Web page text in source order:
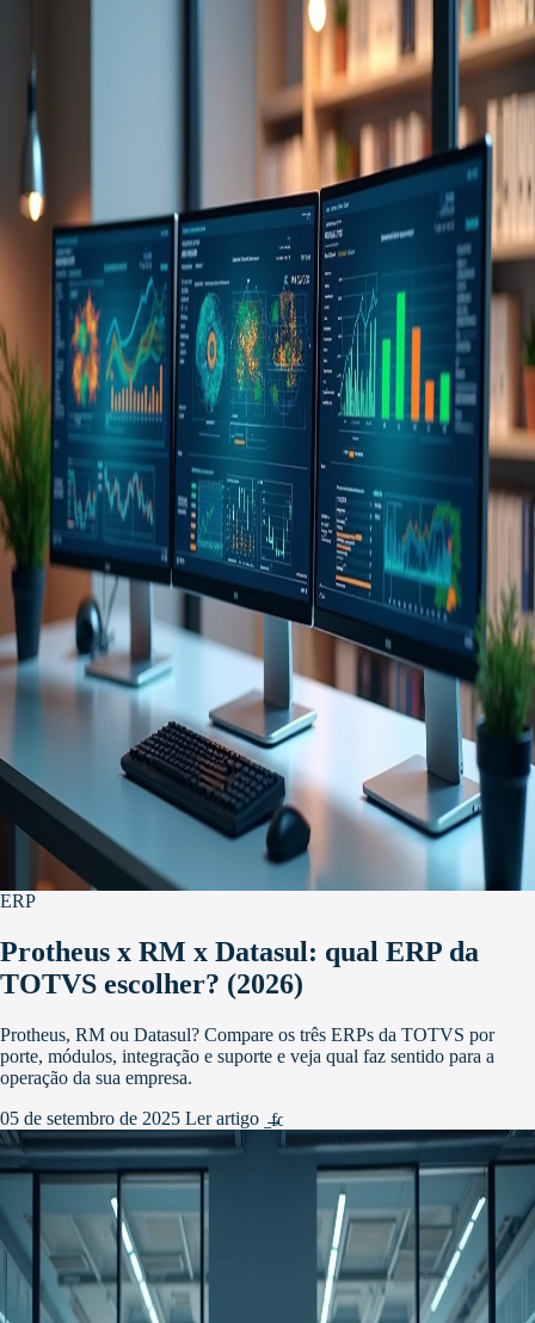
ERP
Protheus x RM x Datasul: qual ERP da
TOTVS escolher? (2026)
Protheus, RM ou Datasul? Compare os três ERPs da TOTVS por
porte, módulos, integração e suporte e veja qual faz sentido para a
operação da sua empresa.
05 de setembro de 2025 Ler artigo
arrow_forward